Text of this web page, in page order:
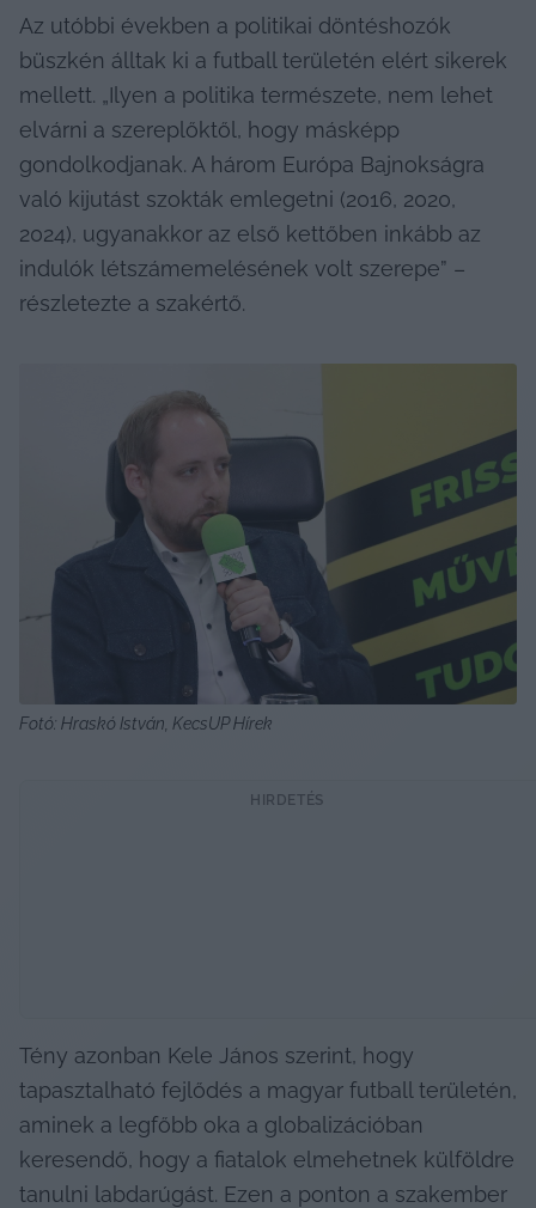
Az utóbbi években a politikai döntéshozók
büszkén álltak ki a futball területén elért sikerek
mellett. „Ilyen a politika természete, nem lehet
elvárni a szereplőktől, hogy másképp
gondolkodjanak. A három Európa Bajnokságra
való kijutást szokták emlegetni (2016, 2020,
2024), ugyanakkor az első kettőben inkább az
indulók létszámemelésének volt szerepe” –
részletezte a szakértő.
Fotó: Hraskó István, KecsUP Hírek
HIRDETÉS
Tény azonban Kele János szerint, hogy
tapasztalható fejlődés a magyar futball területén,
aminek a legfőbb oka a globalizációban
keresendő, hogy a fiatalok elmehetnek külföldre
tanulni labdarúgást. Ezen a ponton a szakember